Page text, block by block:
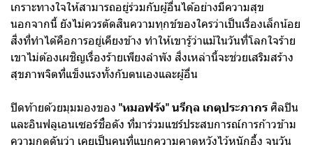
เกราะทางใจให้สามารถอยู่ร่วมกับผู้อื่นได้อย่างมีความสุข
นอกจากนี้ ยังไม่ควรตัดสินความทุกข์ของใครว่าเป็นเรื่องเล็กน้อย
สิ่งที่ทำได้คือการอยู่เคียงข้าง ทำให้เขารู้ว่าแม้ในวันที่โลกใจร้าย
เขาไม่ต้องเผชิญเรื่องร้ายเพียงลำพัง สิ่งเหล่านี้จะช่วยเสริมสร้าง
สุขภาพจิตที่แข็งแรงทั้งกับตนเองและผู้อื่น
ปิดท้ายด้วยมุมมองของ "หมอฟรัง" นรีกุล เกตุประภากร ศิลปิน
และอินฟลูเอนเซอร์ชื่อดัง ที่มาร่วมแชร์ประสบการณ์การก้าวข้าม
ความกดดันว่า เคยเป็นคนที่แบกความคาดหวังไว้หนักอึ้ง จนวัน